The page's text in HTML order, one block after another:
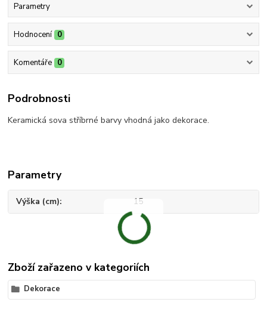
Parametry
Hodnocení 0
Komentáře 0
Podrobnosti
Keramická sova stříbrné barvy vhodná jako dekorace.
Parametry
Výška (cm) 15
Zboží zařazeno v kategoriích
Dekorace